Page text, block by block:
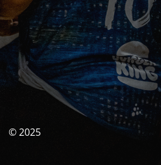
© 2025